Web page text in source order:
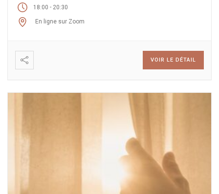
18:00 - 20:30
En ligne sur Zoom
VOIR LE DÉTAIL